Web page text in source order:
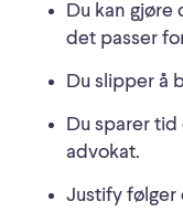
Du kan gjøre
det passer
Du slipper å
Du sparer
advokat.
Justify følger